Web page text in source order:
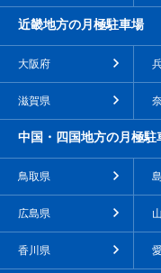
近畿地方の月極駐車場
大阪府
滋賀県
中国・四国地方の月極駐
鳥取県
広島県
香川県